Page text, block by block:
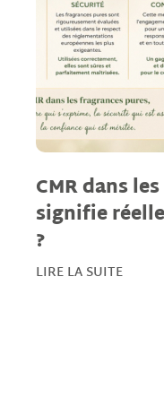
CMR dans
signifie
?
LIRE LA SUITE